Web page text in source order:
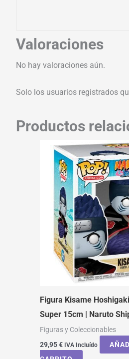
Valoraciones
No hay valoraciones aún.
Solo los usuarios registrados
Productos
Figura Kisame
Super 15cm | Naruto
Figuras y Coleccionables
29,95€ IVA Incluído